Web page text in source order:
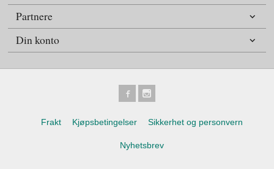
Partnere
Din konto
Frakt Kjøpsbetingelser Sikkerhet og personvern
Nyhetsbrev